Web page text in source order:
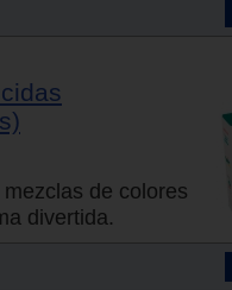
de colores
divertida.